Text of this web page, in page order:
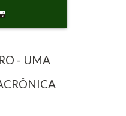
- UMA